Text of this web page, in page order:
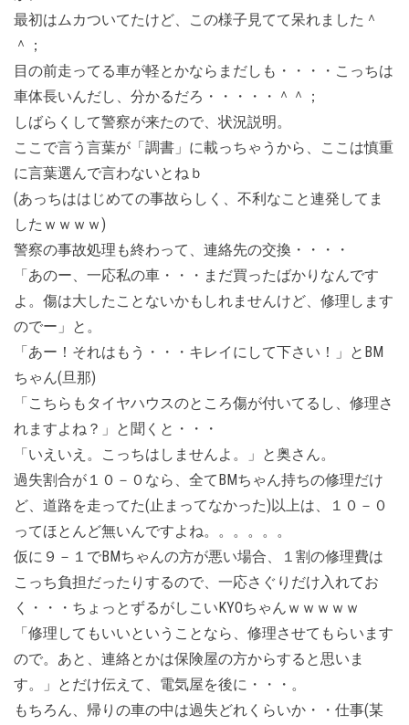
最初はムカついてたけど、この様子見てて呆れました＾
＾；
目の前走ってる車が軽とかならまだしも・・・・こっちは
車体長いんだし、分かるだろ・・・・・＾＾；
しばらくして警察が来たので、状況説明。
ここで言う言葉が「調書」に載っちゃうから、ここは慎重
に言葉選んで言わないとねｂ
(あっちははじめての事故らしく、不利なこと連発してま
したｗｗｗｗ)
警察の事故処理も終わって、連絡先の交換・・・・
「あのー、一応私の車・・・まだ買ったばかりなんです
よ。傷は大したことないかもしれませんけど、修理します
のでー」と。
「あー！それはもう・・・キレイにして下さい！」とBM
ちゃん(旦那)
「こちらもタイヤハウスのところ傷が付いてるし、修理さ
れますよね？」と聞くと・・・
「いえいえ。こっちはしませんよ。」と奥さん。
過失割合が１０－０なら、全てBMちゃん持ちの修理だけ
ど、道路を走ってた(止まってなかった)以上は、１０－０
ってほとんど無いんですよね。。。。。。
仮に９－１でBMちゃんの方が悪い場合、１割の修理費は
こっち負担だったりするので、一応さぐりだけ入れてお
く・・・ちょっとずるがしこいKYOちゃんｗｗｗｗｗ
「修理してもいいということなら、修理させてもらいます
ので。あと、連絡とかは保険屋の方からすると思いま
す。」とだけ伝えて、電気屋を後に・・・。
もちろん、帰りの車の中は過失どれくらいか・・仕事(某